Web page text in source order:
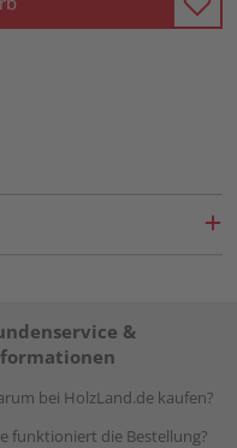
&
bei HolzLand.de kaufen?
funktioniert die Bestellung?